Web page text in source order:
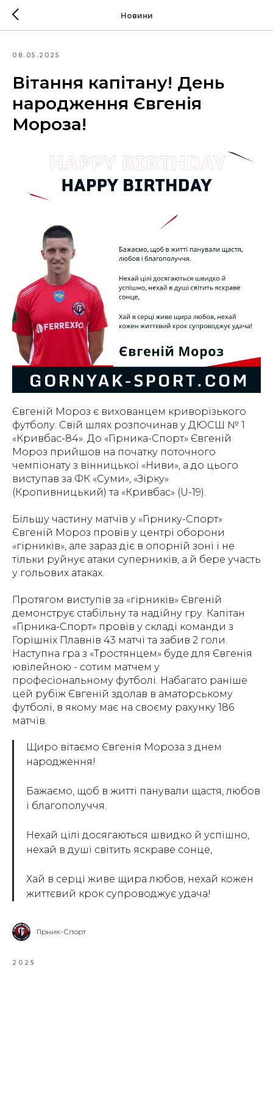
Новини
08.05.2025
Вітання капітану! День
народження Євгенія
Мороза!
Євгеній Мороз є вихованцем криворізького
футболу. Свій шлях розпочинав у ДЮСШ № 1
«Кривбас-84». До «Гірника-Спорт» Євгеній
Мороз прийшов на початку поточного
чемпіонату з вінницької «Ниви», а до цього
виступав за ФК «Суми», «Зірку»
(Кропивницький) та «Кривбас» (U-19).
Більшу частину матчів у «Гірнику-Спорт»
Євгеній Мороз провів у центрі оборони
«гірників», але зараз діє в опорній зоні і не
тільки руйнує атаки суперників, а й бере участь
у гольових атаках.
Протягом виступів за «гірників» Євгеній
демонструє стабільну та надійну гру. Капітан
«Гірника-Спорт» провів у складі команди з
Горішніх Плавнів 43 матчі та забив 2 голи.
Наступна гра з «Тростянцем» буде для Євгенія
ювілейною - сотим матчем у
професіональному футболі. Набагато раніше
цей рубіж Євгеній здолав в аматорському
футболі, в якому має на своєму рахунку 186
матчів.
Щиро вітаємо Євгенія Мороза з днем
народження!
Бажаємо, щоб в житті панували щастя, любов
і благополуччя.
Нехай цілі досягаються швидко й успішно,
нехай в душі світить яскраве сонце,
Хай в серці живе щира любов, нехай кожен
життєвий крок супроводжує удача!
Гірник-Спорт
2025